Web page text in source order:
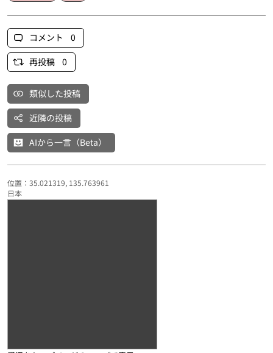
コメント 0
再投稿 0
類似した投稿
近隣の投稿
AIから一言（Beta）
位置：35.021319, 135.763961
日本